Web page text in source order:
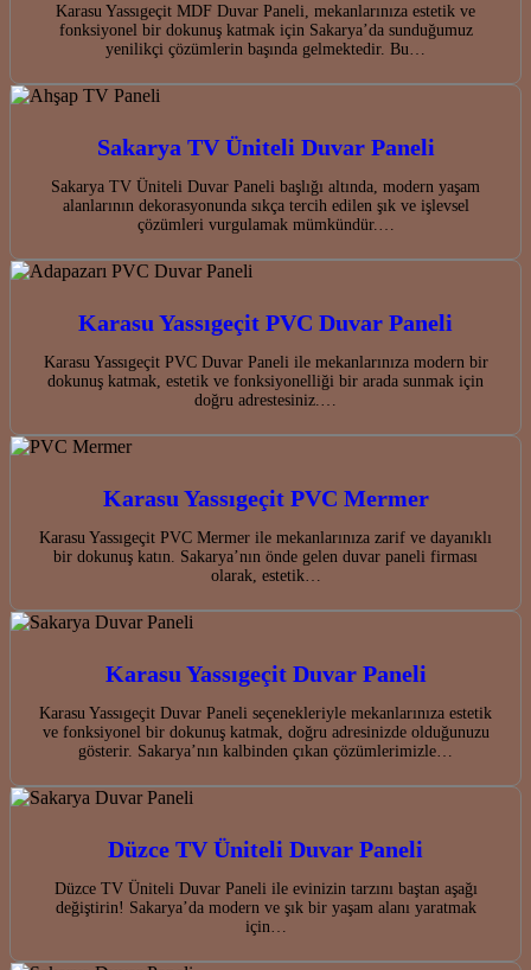
Karasu Yassıgeçit MDF Duvar Paneli, mekanlarınıza estetik ve
fonksiyonel bir dokunuş katmak için Sakarya’da sunduğumuz
yenilikçi çözümlerin başında gelmektedir. Bu…
Sakarya TV Üniteli Duvar Paneli
Sakarya TV Üniteli Duvar Paneli başlığı altında, modern yaşam
alanlarının dekorasyonunda sıkça tercih edilen şık ve işlevsel
çözümleri vurgulamak mümkündür.…
Karasu Yassıgeçit PVC Duvar Paneli
Karasu Yassıgeçit PVC Duvar Paneli ile mekanlarınıza modern bir
dokunuş katmak, estetik ve fonksiyonelliği bir arada sunmak için
doğru adrestesiniz.…
Karasu Yassıgeçit PVC Mermer
Karasu Yassıgeçit PVC Mermer ile mekanlarınıza zarif ve dayanıklı
bir dokunuş katın. Sakarya’nın önde gelen duvar paneli firması
olarak, estetik…
Karasu Yassıgeçit Duvar Paneli
Karasu Yassıgeçit Duvar Paneli seçenekleriyle mekanlarınıza estetik
ve fonksiyonel bir dokunuş katmak, doğru adresinizde olduğunuzu
gösterir. Sakarya’nın kalbinden çıkan çözümlerimizle…
Düzce TV Üniteli Duvar Paneli
Düzce TV Üniteli Duvar Paneli ile evinizin tarzını baştan aşağı
değiştirin! Sakarya’da modern ve şık bir yaşam alanı yaratmak
için…